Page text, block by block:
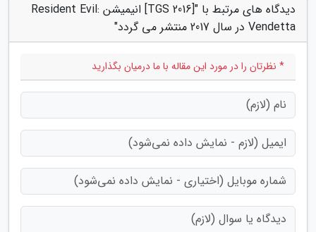
دیدگاه های مرتبط با "[TGS 2016] انیمیشن Resident Evil:
Vendetta در سال 2017 منتشر می گردد"
* نظرتان را در مورد این مقاله با ما درمیان بگذارید